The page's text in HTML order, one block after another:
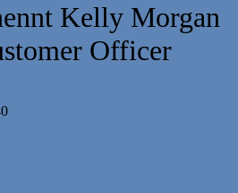
Kelly Morgan
Officer